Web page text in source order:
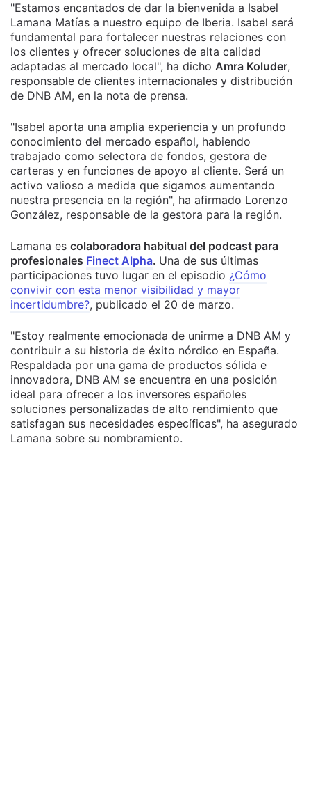
"Estamos encantados de dar la bienvenida a Isabel
Lamana Matías a nuestro equipo de Iberia. Isabel será
fundamental para fortalecer nuestras relaciones con
los clientes y ofrecer soluciones de alta calidad
adaptadas al mercado local", ha dicho Amra Koluder,
responsable de clientes internacionales y distribución
de DNB AM, en la nota de prensa.
"Isabel aporta una amplia experiencia y un profundo
conocimiento del mercado español, habiendo
trabajado como selectora de fondos, gestora de
carteras y en funciones de apoyo al cliente. Será un
activo valioso a medida que sigamos aumentando
nuestra presencia en la región", ha afirmado Lorenzo
González, responsable de la gestora para la región.
Lamana es colaboradora habitual del podcast para
profesionales Finect Alpha. Una de sus últimas
participaciones tuvo lugar en el episodio ¿Cómo
convivir con esta menor visibilidad y mayor
incertidumbre?, publicado el 20 de marzo.
"Estoy realmente emocionada de unirme a DNB AM y
contribuir a su historia de éxito nórdico en España.
Respaldada por una gama de productos sólida e
innovadora, DNB AM se encuentra en una posición
ideal para ofrecer a los inversores españoles
soluciones personalizadas de alto rendimiento que
satisfagan sus necesidades específicas", ha asegurado
Lamana sobre su nombramiento.